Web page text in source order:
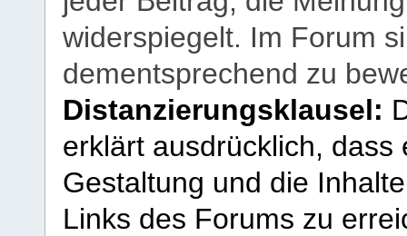
widerspiegelt. Im Forum
dementsprechend zu
Distanzierungsklausel:
erklärt ausdrücklich,
Gestaltung und die
Links des Forums zu